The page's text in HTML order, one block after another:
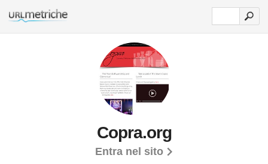
Copra.org
Entra nel sito